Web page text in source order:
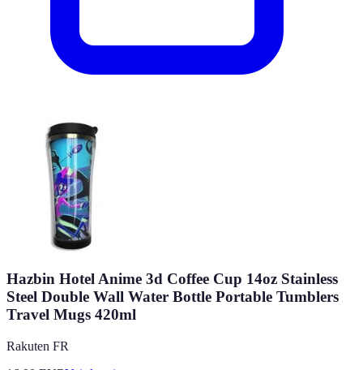
Hazbin Hotel Anime 3d Coffee Cup 14oz Stainless
Steel Double Wall Water Bottle Portable Tumblers
Travel Mugs 420ml
Rakuten FR